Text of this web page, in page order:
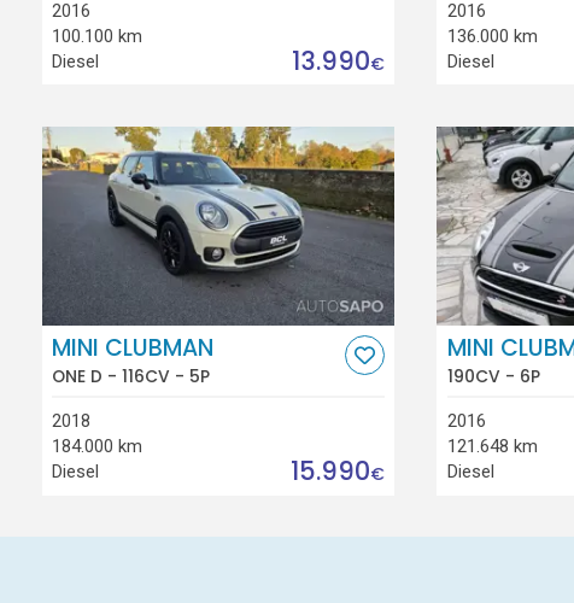
2016
100.100 km
Diesel
13.990€
2016
136.000 km
Diesel
MINI CLUBMAN
ONE D - 116CV - 5P
2018
184.000 km
Diesel
15.990€
MINI
190CV - 6P
2016
121.648 km
Diesel